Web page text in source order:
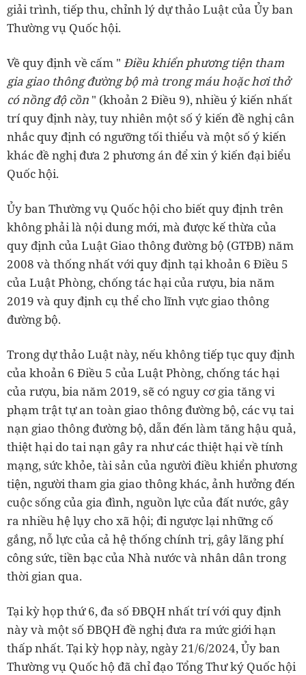
giải trình, tiếp thu, chỉnh lý dự thảo Luật của Ủy ban
Thường vụ Quốc hội.
Về quy định về cấm " Điều khiển phương tiện tham
gia giao thông đường bộ mà trong máu hoặc hơi thở
có nồng độ cồn " (khoản 2 Điều 9), nhiều ý kiến nhất
trí quy định này, tuy nhiên một số ý kiến đề nghị cân
nhắc quy định có ngưỡng tối thiểu và một số ý kiến
khác đề nghị đưa 2 phương án để xin ý kiến đại biểu
Quốc hội.
Ủy ban Thường vụ Quốc hội cho biết quy định trên
không phải là nội dung mới, mà được kế thừa của
quy định của Luật Giao thông đường bộ (GTĐB) năm
2008 và thống nhất với quy định tại khoản 6 Điều 5
của Luật Phòng, chống tác hại của rượu, bia năm
2019 và quy định cụ thể cho lĩnh vực giao thông
đường bộ.
Trong dự thảo Luật này, nếu không tiếp tục quy định
của khoản 6 Điều 5 của Luật Phòng, chống tác hại
của rượu, bia năm 2019, sẽ có nguy cơ gia tăng vi
phạm trật tự an toàn giao thông đường bộ, các vụ tai
nạn giao thông đường bộ, dẫn đến làm tăng hậu quả,
thiệt hại do tai nạn gây ra như các thiệt hại về tính
mạng, sức khỏe, tài sản của người điều khiển phương
tiện, người tham gia giao thông khác, ảnh hưởng đến
cuộc sống của gia đình, nguồn lực của đất nước, gây
ra nhiều hệ lụy cho xã hội; đi ngược lại những cố
gắng, nỗ lực của cả hệ thống chính trị, gây lãng phí
công sức, tiền bạc của Nhà nước và nhân dân trong
thời gian qua.
Tại kỳ họp thứ 6, đa số ĐBQH nhất trí với quy định
này và một số ĐBQH đề nghị đưa ra mức giới hạn
thấp nhất. Tại kỳ họp này, ngày 21/6/2024, Ủy ban
Thường vụ Quốc hộ đã chỉ đạo Tổng Thư ký Quốc hội